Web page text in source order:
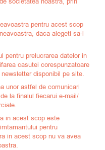
pentru acest scop
daca alegeti sa-l
pentru prelucrarea datelor in
casutei corespunzatoare
disponibil pe site.
unor astfel de comunicari
la finalul fiecarui e-mail/
in acest scop este
pentru
in acest scop nu va avea